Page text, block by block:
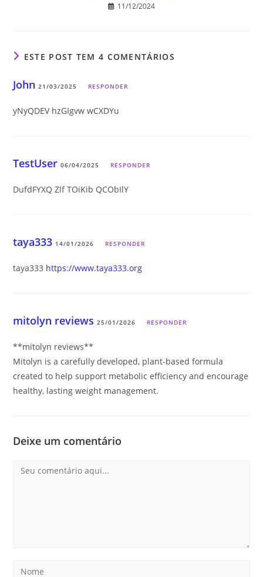
11/12/2024
ESTE POST TEM 4 COMENTÁRIOS
John 21/03/2025 RESPONDER
yNyQDEV hzGIgvw wCXDYu
TestUser 06/04/2025 RESPONDER
DufdFYXQ Zlf TOiKib QCObIlY
taya333 14/01/2026 RESPONDER
taya333 https://www.taya333.org
mitolyn reviews 25/01/2026 RESPONDER
**mitolyn reviews**
Mitolyn is a carefully developed, plant-based formula
created to help support metabolic efficiency and encourage
healthy, lasting weight management.
Deixe um comentário